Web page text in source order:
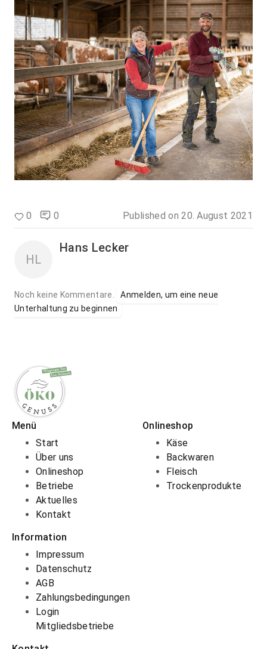
0 0 Published on20. August 2021
HL
Hans Lecker
Noch keine Kommentare.
Anmelden, um eine neue
Unterhaltung zu beginnen
Menü
Start
Über uns
Onlineshop
Betriebe
Aktuelles
Kontakt
Onlineshop
Käse
Backwaren
Fleisch
Trockenprodukte
Information
Impressum
Datenschutz
AGB
Zahlungsbedingungen
Login
Mitgliedsbetriebe